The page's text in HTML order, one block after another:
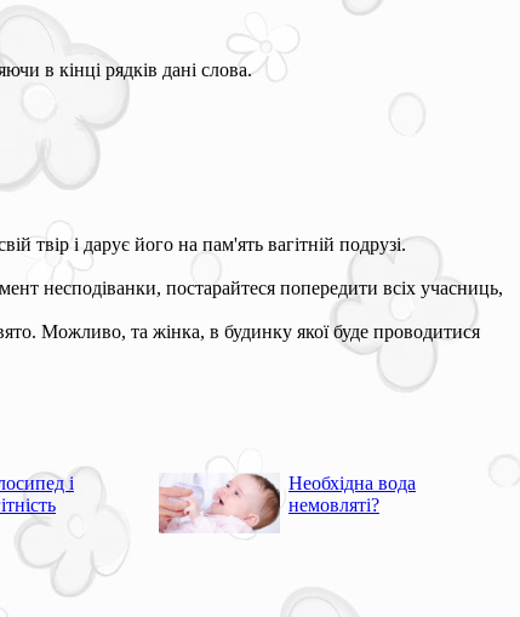
в кінці рядків дані слова.
твір і дарує його на пам'ять вагітній подрузі.
несподіванки, постарайтеся попередити всіх учасниць,
Можливо, та жінка, в будинку якої буде проводитися
і
Необхідна вода
немовляті?